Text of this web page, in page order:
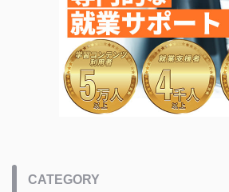
CATEGORY